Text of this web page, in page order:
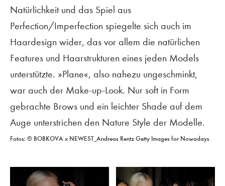
Natürlichkeit und das Spiel aus
Perfection/Imperfection spiegelte sich auch im
Haardesign wider, das vor allem die natürlichen
Features und Haarstrukturen eines jeden Models
unterstützte. »Plane«, also nahezu ungeschminkt,
war auch der Make-up-Look. Nur soft in Form
gebrachte Brows und ein leichter Shade auf dem
Auge unterstrichen den Nature Style der Modelle.
Fotos: © BOBKOVA x NEWEST_Andreas Rentz Getty Images for Nowadays